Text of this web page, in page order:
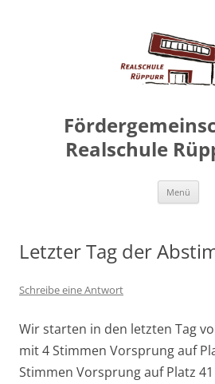
Realschule
Menü
Letzter Tag der
Schreibe eine Antwort
Wir starten in den letzten Tag
mit 4 Stimmen Vorsprung auf
Stimmen Vorsprung auf Platz